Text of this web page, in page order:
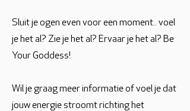
Sluit je ogen even voor een moment.. voel
je het al? Zie je het al? Ervaar je het al? Be
Your Goddess!
Wil je graag meer informatie of voel je dat
jouw energie stroomt richting het